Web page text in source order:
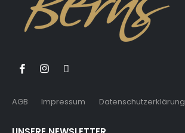
AGB Impressum Datenschutzerklärung